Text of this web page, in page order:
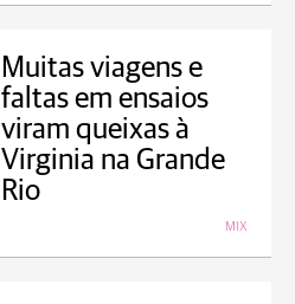
Muitas viagens e
faltas em ensaios
viram queixas à
Virginia na Grande
Rio
MIX